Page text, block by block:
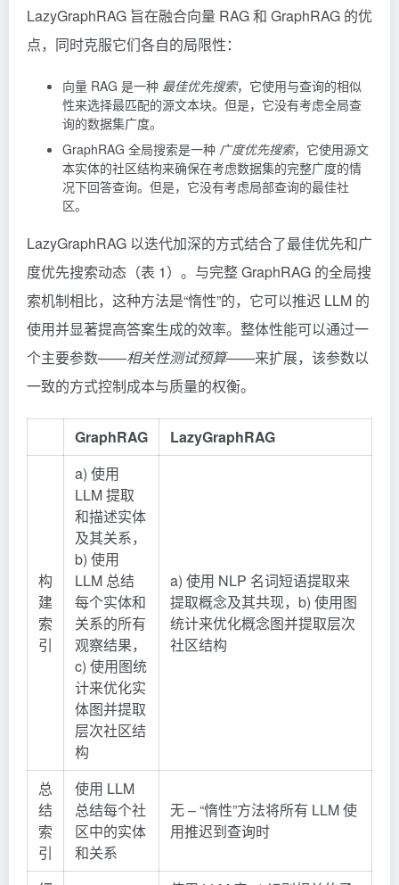
LazyGraphRAG 旨在融合向量 RAG 和 GraphRAG 的优
点，同时克服它们各自的局限性：
向量 RAG 是一种 最佳优先搜索，它使用与查询的相似
性来选择最匹配的源文本块。但是，它没有考虑全局查
询的数据集广度。
GraphRAG 全局搜索是一种 广度优先搜索，它使用源文
本实体的社区结构来确保在考虑数据集的完整广度的情
况下回答查询。但是，它没有考虑局部查询的最佳社
区。
LazyGraphRAG 以迭代加深的方式结合了最佳优先和广
度优先搜索动态（表 1）。与完整 GraphRAG 的全局搜
索机制相比，这种方法是“惰性”的，它可以推迟 LLM 的
使用并显著提高答案生成的效率。整体性能可以通过一
个主要参数——相关性测试预算——来扩展，该参数以
一致的方式控制成本与质量的权衡。
GraphRAG LazyGraphRAG
构
建
索
引
a) 使用
LLM 提取
和描述实体
及其关系，
b) 使用
LLM 总结
每个实体和
关系的所有
观察结果，
c) 使用图统
计来优化实
体图并提取
层次社区结
构
a) 使用 NLP 名词短语提取来
提取概念及其共现，b) 使用图
统计来优化概念图并提取层次
社区结构
总
结
索
引
使用 LLM
总结每个社
区中的实体
和关系
无 – “惰性”方法将所有 LLM 使
用推迟到查询时